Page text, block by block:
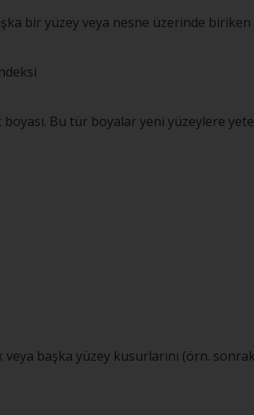
bir yüzey veya nesne üzerinde biriken
Bu tür boyalar yeni yüzeylere
veya başka yüzey kusurlarını (örn.